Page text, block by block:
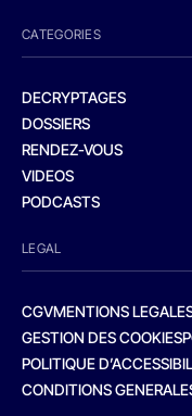
CATEGORIES
DECRYPTAGES
DOSSIERS
RENDEZ-VOUS
VIDEOS
PODCASTS
LEGAL
CGVMENTIONS
GESTION DES COOKIES
POLITIQUE
CONDITIONS